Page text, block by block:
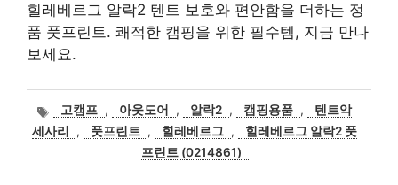
힐레베르그 알락2 텐트 보호와 편안함을 더하는 정
품 풋프린트. 쾌적한 캠핑을 위한 필수템, 지금 만나
보세요.
태
그
고캠프 , 아웃도어 , 알락2 , 캠핑용품 ,
텐트악
세사리
, 풋프린트 , 힐레베르그 ,
힐레베르그 알락2 풋
프린트 (0214861)